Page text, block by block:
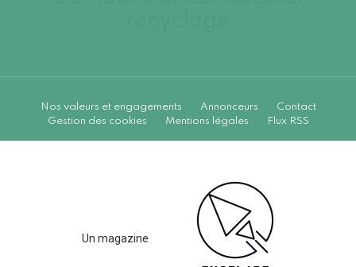
Nos valeurs et engagements Annonceurs
Contact
Gestion des cookies
Mentions légales Flux RSS
Un magazine